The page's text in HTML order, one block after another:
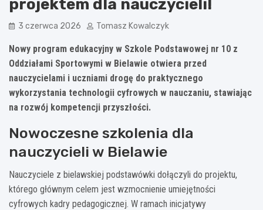
projektem dla nauczycieli!
3 czerwca 2026 Tomasz Kowalczyk
Nowy program edukacyjny w Szkole Podstawowej nr 10 z
Oddziałami Sportowymi w Bielawie otwiera przed
nauczycielami i uczniami drogę do praktycznego
wykorzystania technologii cyfrowych w nauczaniu, stawiając
na rozwój kompetencji przyszłości.
Nowoczesne szkolenia dla
nauczycieli w Bielawie
Nauczyciele z bielawskiej podstawówki dołączyli do projektu,
którego głównym celem jest wzmocnienie umiejętności
cyfrowych kadry pedagogicznej. W ramach inicjatywy